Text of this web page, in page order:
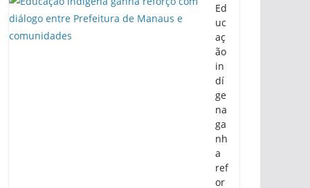
Ed
uc
aç
ão
in
dí
ge
na
ga
nh
a
ref
or